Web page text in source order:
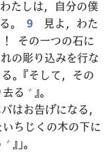
わたしは， 自分の僕
。 9 見よ，わた
その一つの石に
の彫り込みを行な
。『そして，その
去る + 』。
はお告げになる，
ちじくの木の下に
+ 』」。